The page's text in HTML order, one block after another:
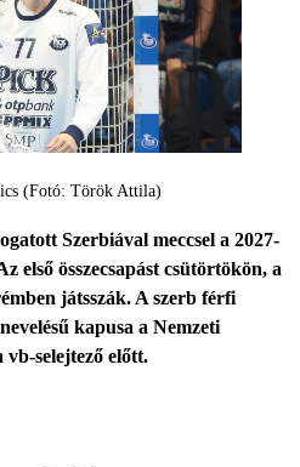
(Fotó: Török Attila)
Szerbiával meccsel a 2027-
első összecsapást csütörtökön, a
játsszák. A szerb férfi
kapusa a Nemzeti
selejtező előtt.